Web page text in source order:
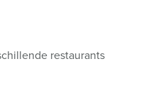
restaurants